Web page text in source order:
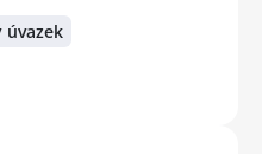
úvazek